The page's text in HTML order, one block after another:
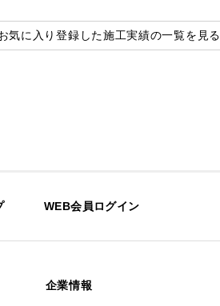
気に入り登録した施工実績の一覧を見る
WEB会員ログイン
企業情報